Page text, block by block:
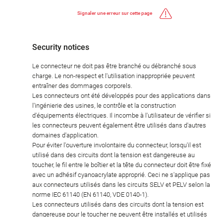
Signaler une erreur sur cette page
Security notices
Le connecteur ne doit pas être branché ou débranché sous
charge. Le non-respect et l'utilisation inappropriée peuvent
entraîner des dommages corporels.
Les connecteurs ont été développés pour des applications dans
l'ingénierie des usines, le contrôle et la construction
d'équipements électriques. Il incombe à l'utilisateur de vérifier si
les connecteurs peuvent également être utilisés dans d'autres
domaines d'application.
Pour éviter l'ouverture involontaire du connecteur, lorsqu'il est
utilisé dans des circuits dont la tension est dangereuse au
toucher, le fil entre le boîtier et la tête du connecteur doit être fixé
avec un adhésif cyanoacrylate approprié. Ceci ne s'applique pas
aux connecteurs utilisés dans les circuits SELV et PELV selon la
norme IEC 61140 (EN 61140, VDE 0140-1).
Les connecteurs utilisés dans des circuits dont la tension est
dangereuse pour le toucher ne peuvent être installés et utilisés